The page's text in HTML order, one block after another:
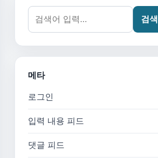
검색어:
검색
메타
로그인
입력 내용 피드
댓글 피드